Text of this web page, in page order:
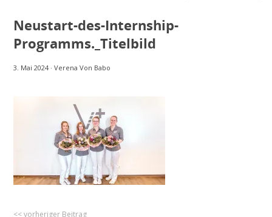
Neustart-des-Internship-
Programms._Titelbild
3. Mai 2024 ·Verena Von Babo
<< vorheriger Beitrag